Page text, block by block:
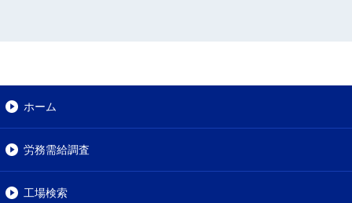
ホーム
労務需給調査
工場検索